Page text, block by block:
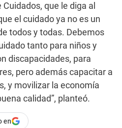
que le diga al
el cuidado ya no es un
todos y todas. Debemos
tanto para niños y
discapacidades, para
pero además capacitar a
y movilizar la economía
calidad”, planteó.
en